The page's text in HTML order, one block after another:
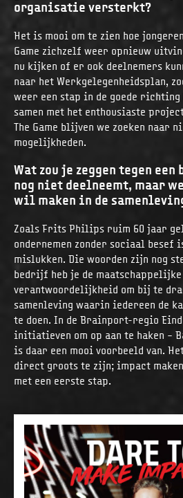
organisatie versterkt?
Het is mooi om te zien hoe
Game zichzelf weer opnieuw
nu kijken of er ook deelnemers
naar het Werkgelegenheidsplan,
weer een stap in de goede richting
samen met het enthousiaste
The Game blijven we zoeken naar
mogelijkheden.
Wat zou je zeggen tegen
nog niet deelneemt, maar
wil maken in de
Zoals Frits Philips ruim 60 jaar
ondernemen zonder sociaal besef
mislukken. Die woorden zijn nog
bedrijf heb je de maatschappelijke
verantwoordelijkheid om bij te
samenleving waarin iedereen de
te doen. In de Brainport-regio
initiatieven om op aan te haken –
is daar een mooi voorbeeld van.
direct groots te zijn; impact
met een eerste stap.